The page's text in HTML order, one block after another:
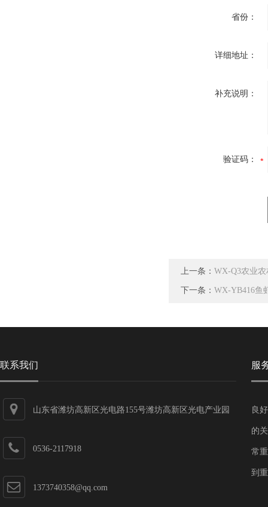
省份：
详细地址：
补充说明：
验证码：
上一条： WX-Q3农业
下一条： WX-YB416鱼
联系我们
山东省潍坊高新区光电路155号潍坊高新区光电产业园
0536-2117918
1373740358@qq.com
服
良
的
常
到